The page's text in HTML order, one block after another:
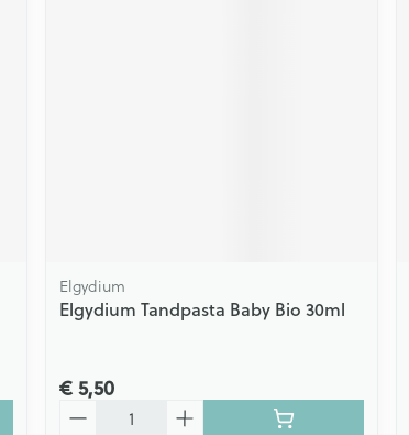
Elgydium
Elgydium Tandpasta Baby Bio 30ml
€ 5,50